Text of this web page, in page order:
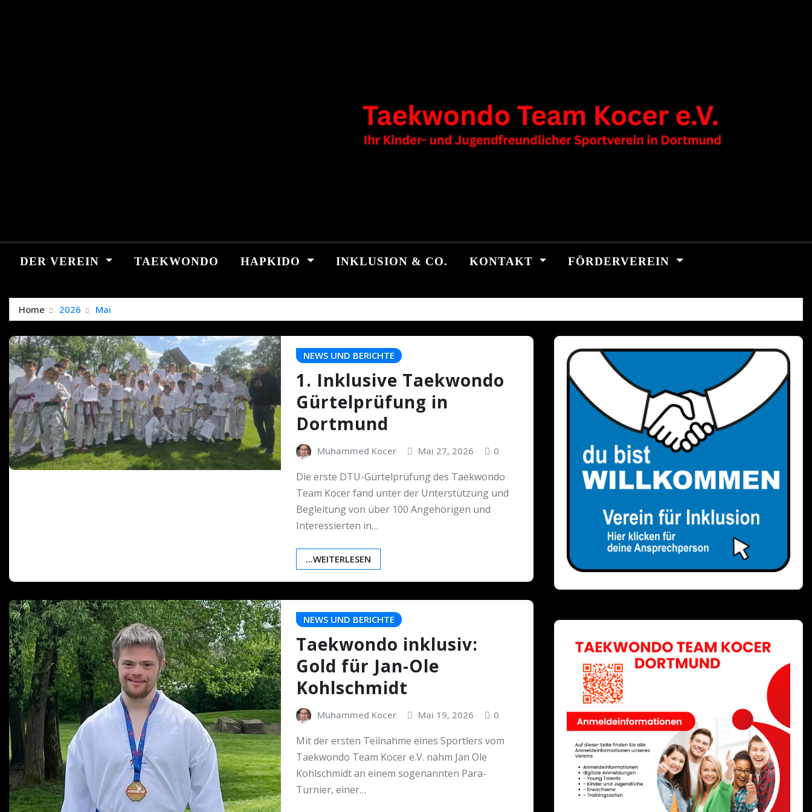
DER VEREIN TAEKWONDO HAPKIDO INKLUSION & CO. KONTAKT FÖRDERVEREIN
Home 2026 Mai
NEWS UND BERICHTE
1. Inklusive Taekwondo
Gürtelprüfung in
Dortmund
Muhammed Kocer Mai 27, 2026 0
Die erste DTU-Gürtelprüfung des Taekwondo
Team Kocer fand unter der Unterstützung und
Begleitung von über 100 Angehörigen und
Interessierten in…
...WEITERLESEN
NEWS UND BERICHTE
Taekwondo inklusiv:
Gold für Jan-Ole
Kohlschmidt
Muhammed Kocer Mai 19, 2026 0
Mit der ersten Teilnahme eines Sportlers vom
Taekwondo Team Kocer e.V. nahm Jan Ole
Kohlschmidt an einem sogenannten Para-
Turnier, einer…